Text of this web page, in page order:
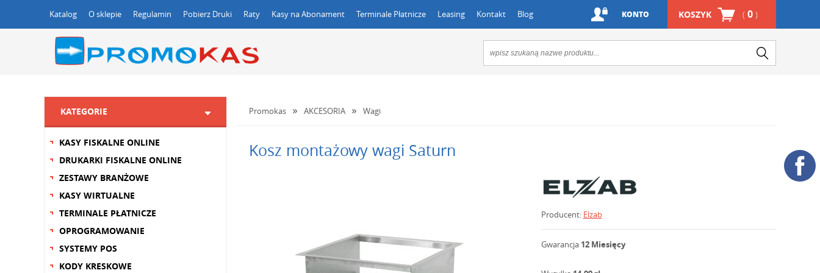
Katalog O sklepie Regulamin Pobierz Druki Raty Kasy na Abonament Terminale Płatnicze Leasing Kontakt Blog KOSZYK ( 0 )
KONTO
KATEGORIE
KASY FISKALNE ONLINE
DRUKARKI FISKALNE ONLINE
ZESTAWY BRANŻOWE
KASY WIRTUALNE
TERMINALE PŁATNICZE
OPROGRAMOWANIE
SYSTEMY POS
KODY KRESKOWE
Promokas AKCESORIA Wagi
Kosz montażowy wagi Saturn
Producent: Elzab
Gwarancja 12 Miesięcy